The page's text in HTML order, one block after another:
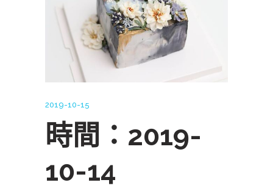
2019-10-15
時間：2019-
10-14